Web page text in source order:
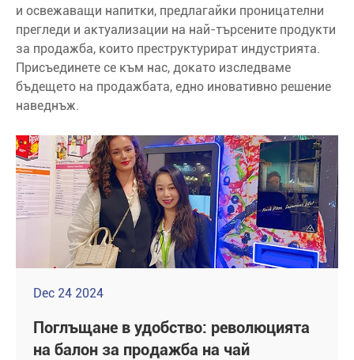
и освежаващи напитки, предлагайки проницателни
прегледи и актуализации на най-търсените продукти
за продажба, които преструктурират индустрията.
Присъединете се към нас, докато изследваме
бъдещето на продажбата, едно иновативно решение
наведнъж.
Dec 24 2024
Поглъщане в удобство: революцията
на балон за продажба на чай